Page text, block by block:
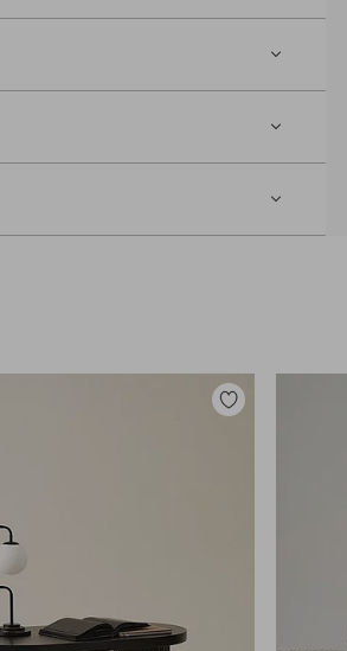
przemienić odrabianie lekcji w
Dodaj